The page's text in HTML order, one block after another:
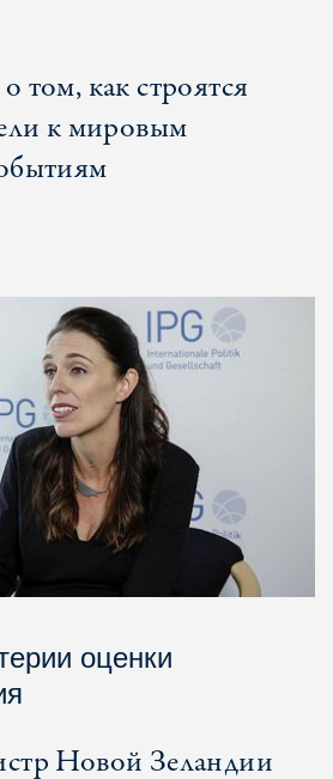
как строятся
к мировым
оценки
Новой Зеландии